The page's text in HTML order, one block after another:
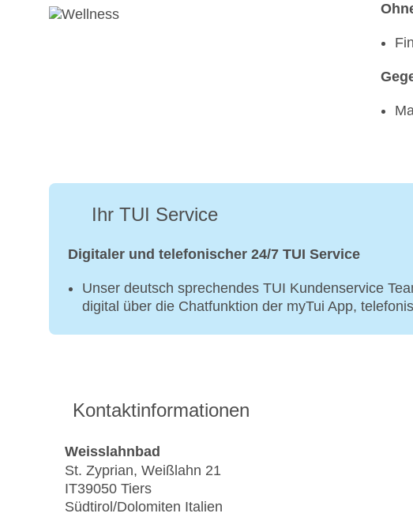
Ihr TUI Service
Digitaler und telefonischer 24/7 TUI Service
Unser deutsch sprechendes TUI Kundenservice
digital über die Chatfunktion der myTui App,
Kontaktinformationen
Weisslahnbad
St. Zyprian, Weißlahn 21
IT39050 Tiers
Südtirol/Dolomiten Italien